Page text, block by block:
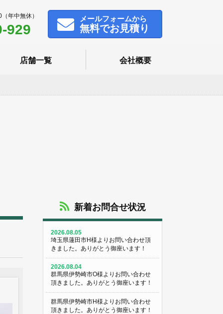
年中無休）
929
メールフォームから
無料でお見積り
店舗一覧 会社概要
新着お問合せ状況
2026.08.05
埼玉県蓮田市H様よりお問い合わせ頂
きました。ありがとう御座います！
2026.08.04
群馬県伊勢崎市O様よりお問い合わせ
頂きました。ありがとう御座います！
群馬県伊勢崎市H様よりお問い合わせ
頂きました。ありがとう御座います！